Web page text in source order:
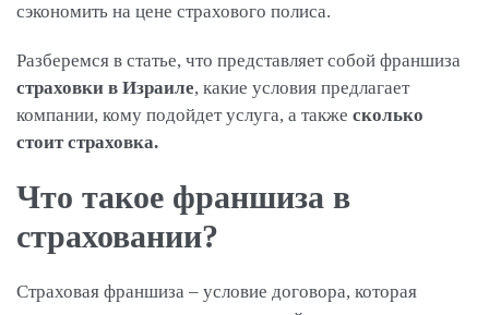
сэкономить на цене страхового полиса.
Разберемся в статье, что представляет собой франшиза
страховки в Израиле, какие условия предлагает
компании, кому подойдет услуга, а также сколько
стоит страховка.
Что такое франшиза в
страховании?
Страховая франшиза – условие договора, которая